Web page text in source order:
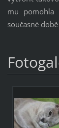
mu pomohla
současné